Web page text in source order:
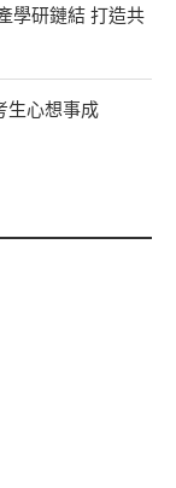
學研鏈結 打造共
生心想事成